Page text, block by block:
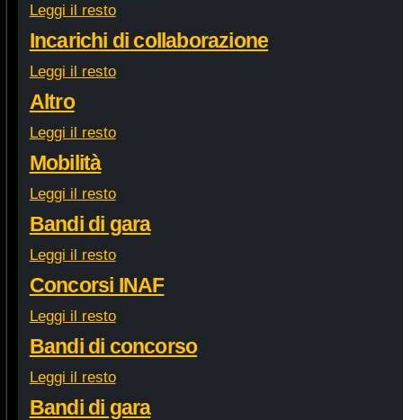
Leggi il resto
Incarichi di collaborazione
Leggi il resto
Altro
Leggi il resto
Mobilità
Leggi il resto
Bandi di gara
Leggi il resto
Concorsi INAF
Leggi il resto
Bandi di concorso
Leggi il resto
Bandi di gara